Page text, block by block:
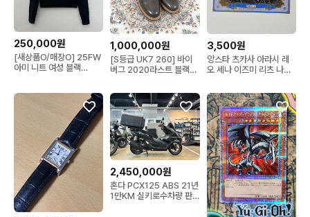
250,000원
[새상품O/매장O] 25FW
아미 니트 여성 블랙
1,000,000원
[S등급 UK7 260] 바이
버그 2020라스트 블랙
3,500원
앙스타 츠카사 아라시 레
오 세나 이즈미 리츠 나이
2,450,000원
혼다 PCX125 ABS 21년
1만KM 실키로수차량 판